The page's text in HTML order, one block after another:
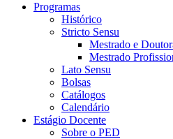
Programas
Histórico
Stricto Sensu
Mestrado e
Mestrado
Lato Sensu
Bolsas
Catálogos
Calendário
Estágio Docente
Sobre o PED